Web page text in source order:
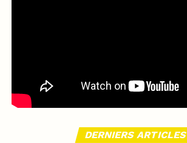
DERNIERS ARTICLES